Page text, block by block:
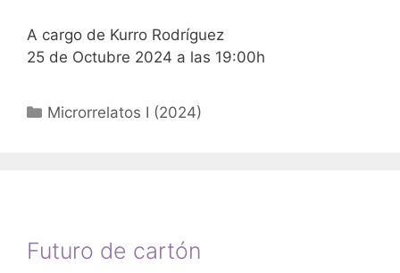
A cargo de Kurro Rodríguez
25 de Octubre 2024 a las 19:00h
Categorías
Microrrelatos I (2024)
Futuro de cartón